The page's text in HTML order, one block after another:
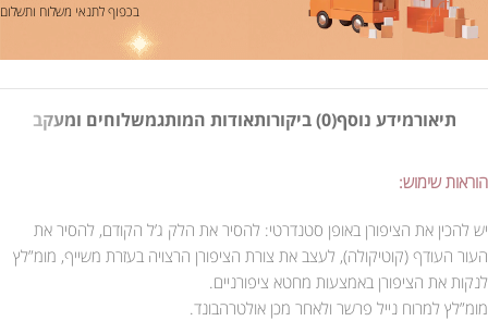
בכפוף לתנאי משלוח ותשלום
תיאורמידע נוסף(0) ביקורות אודות המותגמשלוחים ומעקב
הוראות שימוש:
יש להכין את הציפורן באופן סטנדרטי: להסיר את הלק ג’ל הקודם, להסיר את
העור העודף (קוטיקולה), לעצב את צורת הציפורן הרצויה בעזרת משייף, מומ”לץ
לנקות את הציפורן באמצעות מחטא ציפורניים.
מומ”לץ למרוח נייל פרשר ולאחר מכן אולטרהבונד.